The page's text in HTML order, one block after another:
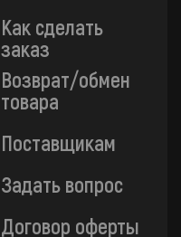
Как сделать
заказ
Возврат/обмен
товара
Поставщикам
Задать вопрос
Договор оферты